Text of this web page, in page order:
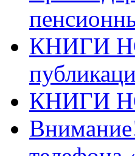
КНИГИ
КНИГИ